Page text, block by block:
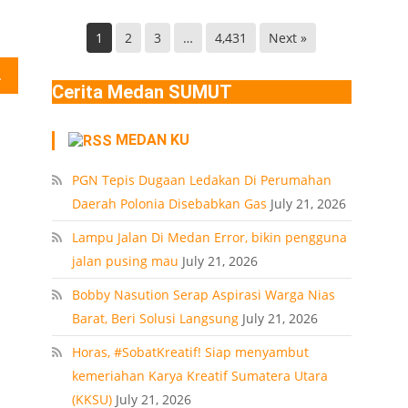
video
Serdang
Ledakan
Rumah
Polonia
PT
1 2 3 … 4,431 Next »
Cerita Medan SUMUT
MEDAN KU
PGN Tepis Dugaan Ledakan Di Perumahan
Daerah Polonia Disebabkan Gas July 21, 2026
Lampu Jalan Di Medan Error, bikin pengguna
jalan pusing mau July 21, 2026
Bobby Nasution Serap Aspirasi Warga Nias
Barat, Beri Solusi Langsung July 21, 2026
Horas, #SobatKreatif! Siap menyambut
kemeriahan Karya Kreatif Sumatera Utara
(KKSU) July 21, 2026